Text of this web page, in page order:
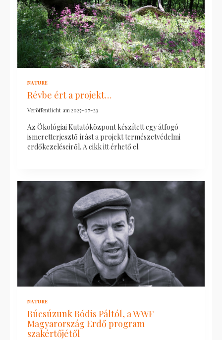
NATURE
Révbe ért a projekt…
Veröffentlicht am2025-07-23
Az Ökológiai Kutatóközpont készített egy átfogó
ismeretterjesztő írást a projekt természetvédelmi
erdőkezeléseiről. A cikk itt érhető el.
NATURE
Búcsúzunk Bódis Páltól, a WWF
Magyarország Erdő program
szakértőjétől